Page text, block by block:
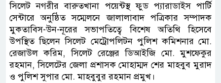
সিলেট নগরীর বারুতখানা পয়েন্টস্থ ফুড প্যারাডাইস পার্টি
সেন্টারে অনুষ্ঠিত সম্মেলনে জালালাবাদ পত্রিকার সম্পাদক
মুকতাবিস-উন-নূরের সভাপতিত্বে বিশেষ অতিথি হিসেবে
উপস্থিত ছিলেন সিলেট মেট্রোপলিটন পুলিশ কমিশনার মো.
রেজাউল করিম, সিলেট রেঞ্জের ডিআইজি মো. মুশফেকুর
রহমান, সিলেটের জেলা প্রশাসক মোহাম্মদ শের মাহবুব মুরাদ
ও পুলিশ সুপার মো. মাহবুবুর রহমান প্রমুখ।